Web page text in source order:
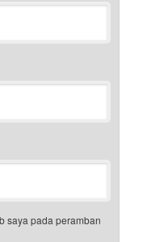
saya pada peramban